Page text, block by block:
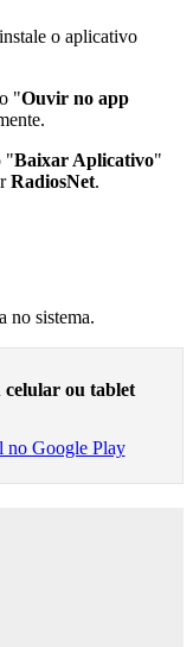
o aplicativo
"Ouvir no app
"Baixar Aplicativo"
RadiosNet.
no sistema.
celular ou tablet